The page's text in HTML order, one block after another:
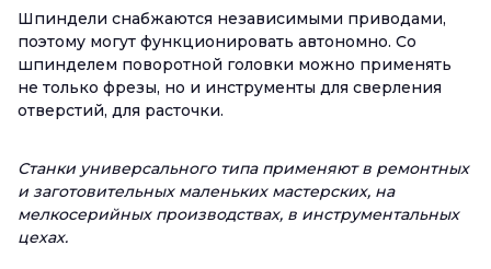
Шпиндели снабжаются независимыми приводами,
поэтому могут функционировать автономно. Со
шпинделем поворотной головки можно применять
не только фрезы, но и инструменты для сверления
отверстий, для расточки.
Станки универсального типа применяют в ремонтных
и заготовительных маленьких мастерских, на
мелкосерийных производствах, в инструментальных
цехах.